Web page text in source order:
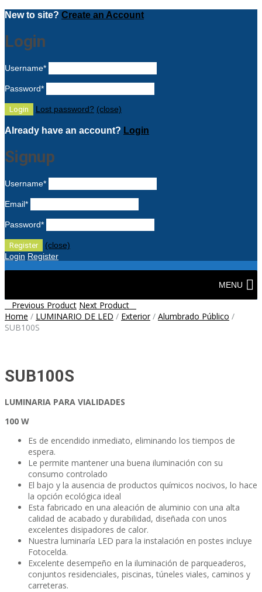
New to site? Create an Account
Login
Username*
Password*
Lost password? (close)
Already have an account? Login
Signup
Username*
Email*
Password*
(close)
Login Register
Skip
MENU
Post
navigation
Previous Product Next Product
Home / LUMINARIO DE LED / Exterior/ Alumbrado Público /
SUB100S
SUB100S
LUMINARIA PARA VIALIDADES
100 W
Es de encendido inmediato, eliminando los tiempos de
espera.
Le permite mantener una buena iluminación con su
consumo controlado
El bajo y la ausencia de productos químicos nocivos, lo hace
la opción ecológica ideal
Esta fabricado en una aleación de aluminio con una alta
calidad de acabado y durabilidad, diseñada con unos
excelentes disipadores de calor.
Nuestra luminaría LED para la instalación en postes incluye
Fotocelda.
Excelente desempeño en la iluminación de parqueaderos,
conjuntos residenciales, piscinas, túneles viales, caminos y
carreteras.